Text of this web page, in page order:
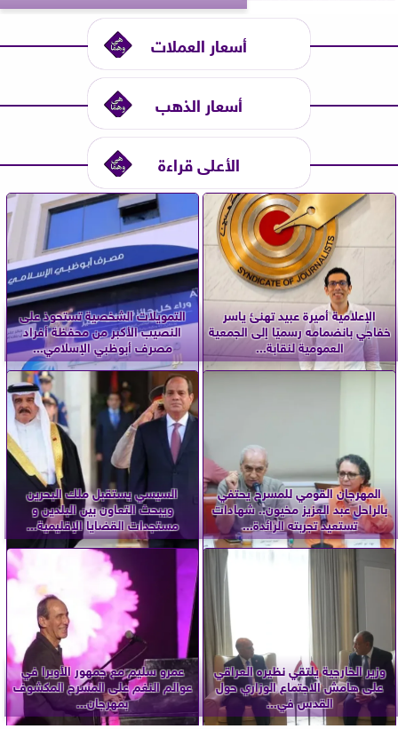
أسعار العملات
أسعار الذهب
الأعلى قراءة
الإعلامية أميرة عبيد تهنئ ياسر
خفاجي بانضمامه رسميًا إلى الجمعية
العمومية لنقابة...
التمويلات الشخصية تستحوذ على
النصيب الأكبر من محفظة أفراد
مصرف أبوظبي الإسلامي...
المهرجان القومي للمسرح يحتفي
بالراحل عبد العزيز مخيون.. شهادات
تستعيد تجربته الرائدة...
السيسي يستقبل ملك البحرين
ويبحث التعاون بين البلدين و
مستجدات القضايا الإقليمية...
وزير الخارجية يلتقي نظيره العراقي
على هامش الاجتماع الوزاري حول
القدس في...
عمرو سليم مع جمهور الأوبرا في
عوالم النغم على المسرح المكشوف
بمهرجان...